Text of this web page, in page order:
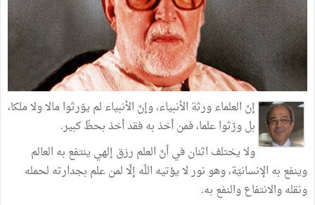
إنّ العلماء ورثة الأنبياء، وإنّ الأنبياء لم يوّرثوا مالا ولا ملكا،
بل ورّثوا علما، فمن أخذ به فقد أخذ بحظّ كبير.
ولا يختلف اثنان في أنّ العلم رزق إلهي ينتفع به العالم
وينفع به الإنسانيّة، وهو نور لا يؤتيه اللّه إلّا لمن علم بجدارته لحمله
ونقله والانتفاع والنفع به.